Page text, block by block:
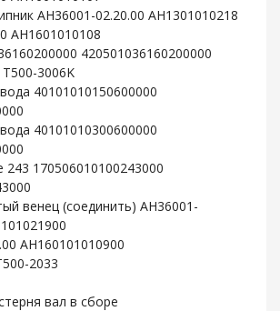
AH36001-02.20.00 AH1301010218
AH1601010108
420501036160200000
3006K
40101010150600000
40101010300600000
243 170506010100243000
венец (соединить) AH36001-
AH160101010900
2033
вал в сборе